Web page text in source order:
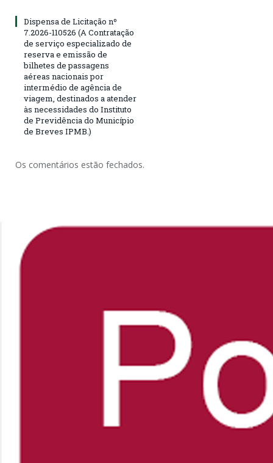
Dispensa de Licitação nº
7.2026-110526 (A Contratação
de serviço especializado de
reserva e emissão de
bilhetes de passagens
aéreas nacionais por
intermédio de agência de
viagem, destinados a atender
às necessidades do Instituto
de Previdência do Município
de Breves IPMB.)
Os comentários estão fechados.